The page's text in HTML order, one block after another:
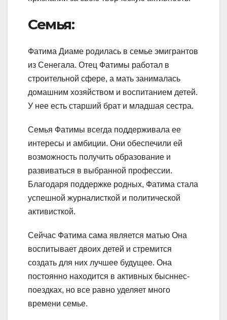
Семья:
Фатима Диаме родилась в семье эмигрантов
из Сенегала. Отец Фатимы работал в
строительной сфере, а мать занималась
домашним хозяйством и воспитанием детей.
У нее есть старший брат и младшая сестра.
Семья Фатимы всегда поддерживала ее
интересы и амбиции. Они обеспечили ей
возможность получить образование и
развиваться в выбранной профессии.
Благодаря поддержке родных, Фатима стала
успешной журналисткой и политической
активисткой.
Сейчас Фатима сама является матью Она
воспитывает двоих детей и стремится
создать для них лучшее будущее. Она
постоянно находится в активных бысннес-
поездках, но все равно уделяет много
времени семье.